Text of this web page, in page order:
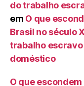
do trabalho
em O que
Brasil no século
trabalho
doméstico
O que